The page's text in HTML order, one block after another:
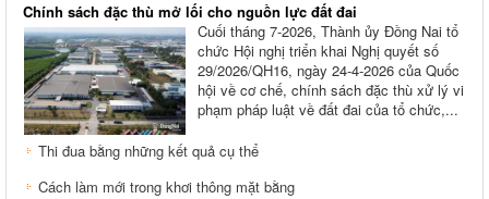
Chính sách đặc thù mở lối cho nguồn lực đất đai
Cuối tháng 7-2026, Thành ủy Ðồng Nai tổ
chức Hội nghị triển khai Nghị quyết số
29/2026/QH16, ngày 24-4-2026 của Quốc
hội về cơ chế, chính sách đặc thù xử lý vi
phạm pháp luật về đất đai của tổ chức,...
Thi đua bằng những kết quả cụ thể
Cách làm mới trong khơi thông mặt bằng